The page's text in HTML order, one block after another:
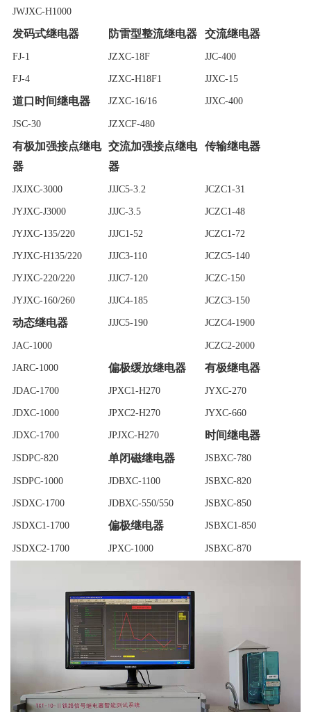
JWJXC-H1000
发码式继电器 防雷型整流继电器 交流继电器
FJ-1 JZXC-18F JJC-400
FJ-4 JZXC-H18F1 JJXC-15
道口时间继电器 JZXC-16/16 JJXC-400
JSC-30 JZXCF-480
有极加强接点继电
器
交流加强接点继电
器
传输继电器
JXJXC-3000 JJJC5-3.2 JCZC1-31
JYJXC-J3000 JJJC-3.5 JCZC1-48
JYJXC-135/220 JJJC1-52 JCZC1-72
JYJXC-H135/220 JJJC3-110 JCZC5-140
JYJXC-220/220 JJJC7-120 JCZC-150
JYJXC-160/260 JJJC4-185 JCZC3-150
动态继电器 JJJC5-190 JCZC4-1900
JAC-1000 JCZC2-2000
JARC-1000 偏极缓放继电器 有极继电器
JDAC-1700 JPXC1-H270 JYXC-270
JDXC-1000 JPXC2-H270 JYXC-660
JDXC-1700 JPJXC-H270 时间继电器
JSDPC-820 单闭磁继电器 JSBXC-780
JSDPC-1000 JDBXC-1100 JSBXC-820
JSDXC-1700 JDBXC-550/550 JSBXC-850
JSDXC1-1700 偏极继电器 JSBXC1-850
JSDXC2-1700 JPXC-1000 JSBXC-870